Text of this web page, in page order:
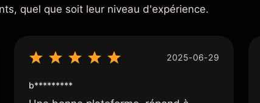
quel que soit leur niveau d'expérience.
2025-06-29
b*********